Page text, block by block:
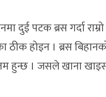
दुई पटक ब्रस गर्दा
ठीक होइन । ब्रस
हुन्छ । जसले खाना